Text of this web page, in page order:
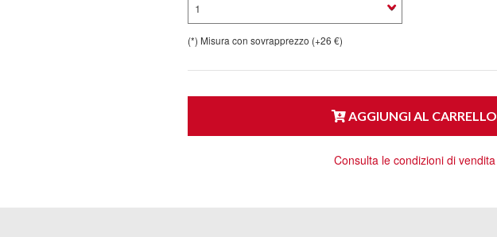
1
(*) Misura con sovrapprezzo (+26 €)
AGGIUNGI AL CARRELLO
Consulta le condizioni di vendita